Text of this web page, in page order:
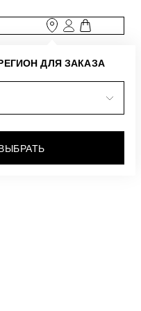
ДЛЯ ЗАКАЗА